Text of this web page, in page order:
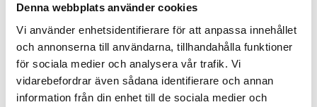
Denna webbplats använder cookies
Vi använder enhetsidentifierare för att anpassa innehållet
och annonserna till användarna, tillhandahålla funktioner
för sociala medier och analysera vår trafik. Vi
vidarebefordrar även sådana identifierare och annan
information från din enhet till de sociala medier och
Ingredienser